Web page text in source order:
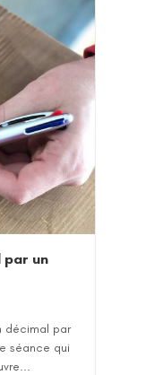
par un
décimal par
séance qui